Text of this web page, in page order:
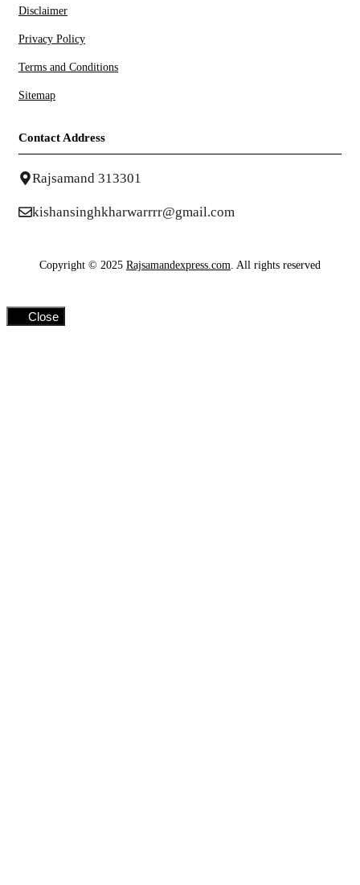
Disclaimer
Privacy Policy
Terms and Conditions
Sitemap
Contact Address
Rajsamand 313301
kishansinghkharwarrrr@gmail.com
Copyright © 2025 Rajsamandexpress.com . All rights reserved
Close